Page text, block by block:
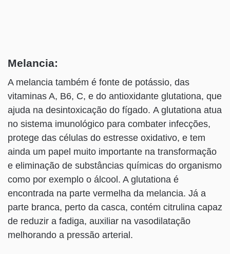
Melancia:
A melancia também é fonte de potássio, das
vitaminas A, B6, C, e do antioxidante glutationa, que
ajuda na desintoxicação do fígado. A glutationa atua
no sistema imunológico para combater infecções,
protege das células do estresse oxidativo, e tem
ainda um papel muito importante na transformação
e eliminação de substâncias químicas do organismo
como por exemplo o álcool. A glutationa é
encontrada na parte vermelha da melancia. Já a
parte branca, perto da casca, contém citrulina capaz
de reduzir a fadiga, auxiliar na vasodilatação
melhorando a pressão arterial.